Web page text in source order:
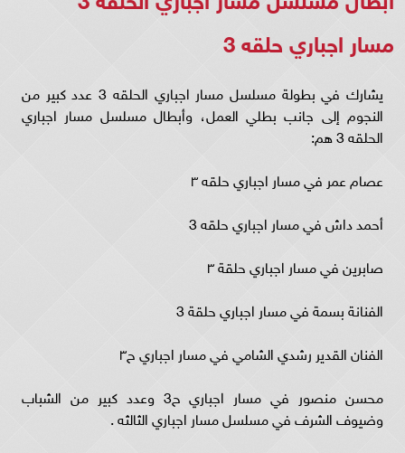
مسار اجباري حلقه 3
يشارك في بطولة مسلسل مسار اجباري الحلقه 3 عدد كبير من
النجوم إلى جانب بطلي العمل، وأبطال مسلسل مسار اجباري
الحلقه 3 هم:
عصام عمر في مسار اجباري حلقه ٣
أحمد داش في مسار اجباري حلقه 3
صابرين في مسار اجباري حلقة ٣
الفنانة بسمة في مسار اجباري حلقة 3
الفنان القدير رشدي الشامي في مسار اجباري ح٣
محسن منصور في مسار اجباري ح3 وعدد كبير من الشباب
وضيوف الشرف في مسلسل مسار اجباري الثالثه .